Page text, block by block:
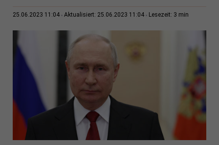
25.06.2023 11:04 Aktualisiert: 25.06.2023 11:04 Lesezeit: 3 min